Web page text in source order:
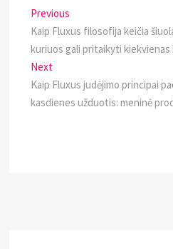
Navigacija
tarp
įrašų
Previous
post:
Kaip Fluxus filosofija keičia
kuriuos gali pritaikyti kiekvienas
Next
post:
Kaip Fluxus judėjimo principai
kasdienes užduotis: meninė